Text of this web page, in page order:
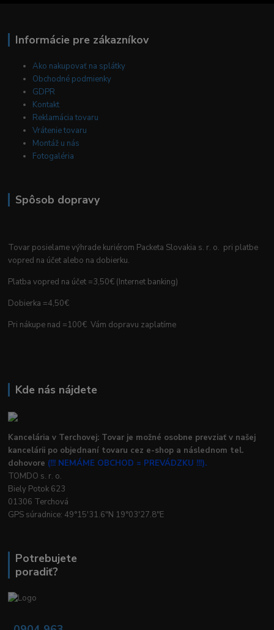
Informácie pre zákazníkov
Ako nakupovať na splátky
Obchodné podmienky
GDPR
Kontakt
Reklamácia tovaru
Vrátenie tovaru
Montáž u nás
Fotogaléria
Spôsob dopravy
Tovar posielame výhrade kuriérom Packeta Slovakia s. r. o. pri platbe
vopred na účet alebo na dobierku.
Platba vopred na účet =3,50€ (Internet banking)
Dobierka =4,50€
Pri nákupe nad =100€ Vám dopravu zaplatíme
Kde nás nájdete
Kancelária v Terchovej: Tovar je možné osobne prevziať v našej
kancelárii po objednaní tovaru cez e-shop a následnom tel.
dohovore (!!! NEMÁME OBCHOD = PREVÁDZKU !!!).
TOMDO s. r. o.
Biely Potok 623
01306 Terchová
GPS súradnice: 49°15'31.6"N 19°03'27.8"E
Potrebujete
poradiť?